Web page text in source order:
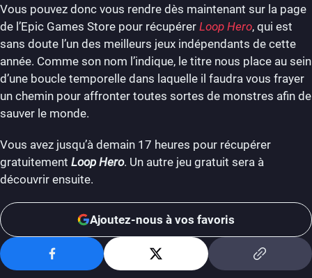
Vous pouvez donc vous rendre dès maintenant sur la page
de l’Epic Games Store pour récupérer Loop Hero, qui est
sans doute l’un des meilleurs jeux indépendants de cette
année. Comme son nom l’indique, le titre nous place au sein
d’une boucle temporelle dans laquelle il faudra vous frayer
un chemin pour affronter toutes sortes de monstres afin de
sauver le monde.
Vous avez jusqu’à demain 17 heures pour récupérer
gratuitement Loop Hero. Un autre jeu gratuit sera à
découvrir ensuite.
Ajoutez-nous à vos favoris